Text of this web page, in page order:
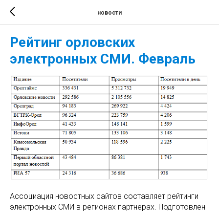
новости
Рейтинг орловских
электронных СМИ. Февраль
Ассоциация новостных сайтов составляет рейтинги
электронных СМИ в регионах партнерах. Подготовлен